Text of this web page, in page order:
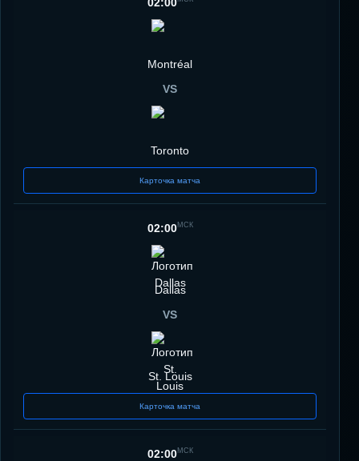
Montréal
VS
Toronto
Карточка матча
02:00МСК
Dallas
VS
St. Louis
Карточка матча
02:00МСК